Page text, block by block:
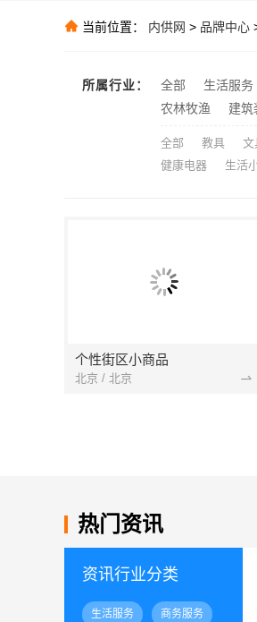
当前位置： 内供网 > 品牌中心
所属行业： 全部 生活服务
农林牧渔
建筑
全部 教具 文
健康电器
生活
个性街区小商品
北京 / 北京
热门资讯
资讯行业分类
生活服务 商务服务